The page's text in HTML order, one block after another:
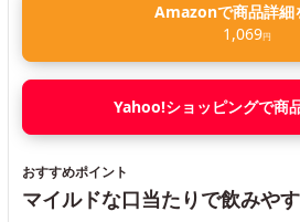
Amazonで商品詳細
1,069円
Yahoo!ショッピングで商
おすすめポイント
マイルドな口当たりで飲みや